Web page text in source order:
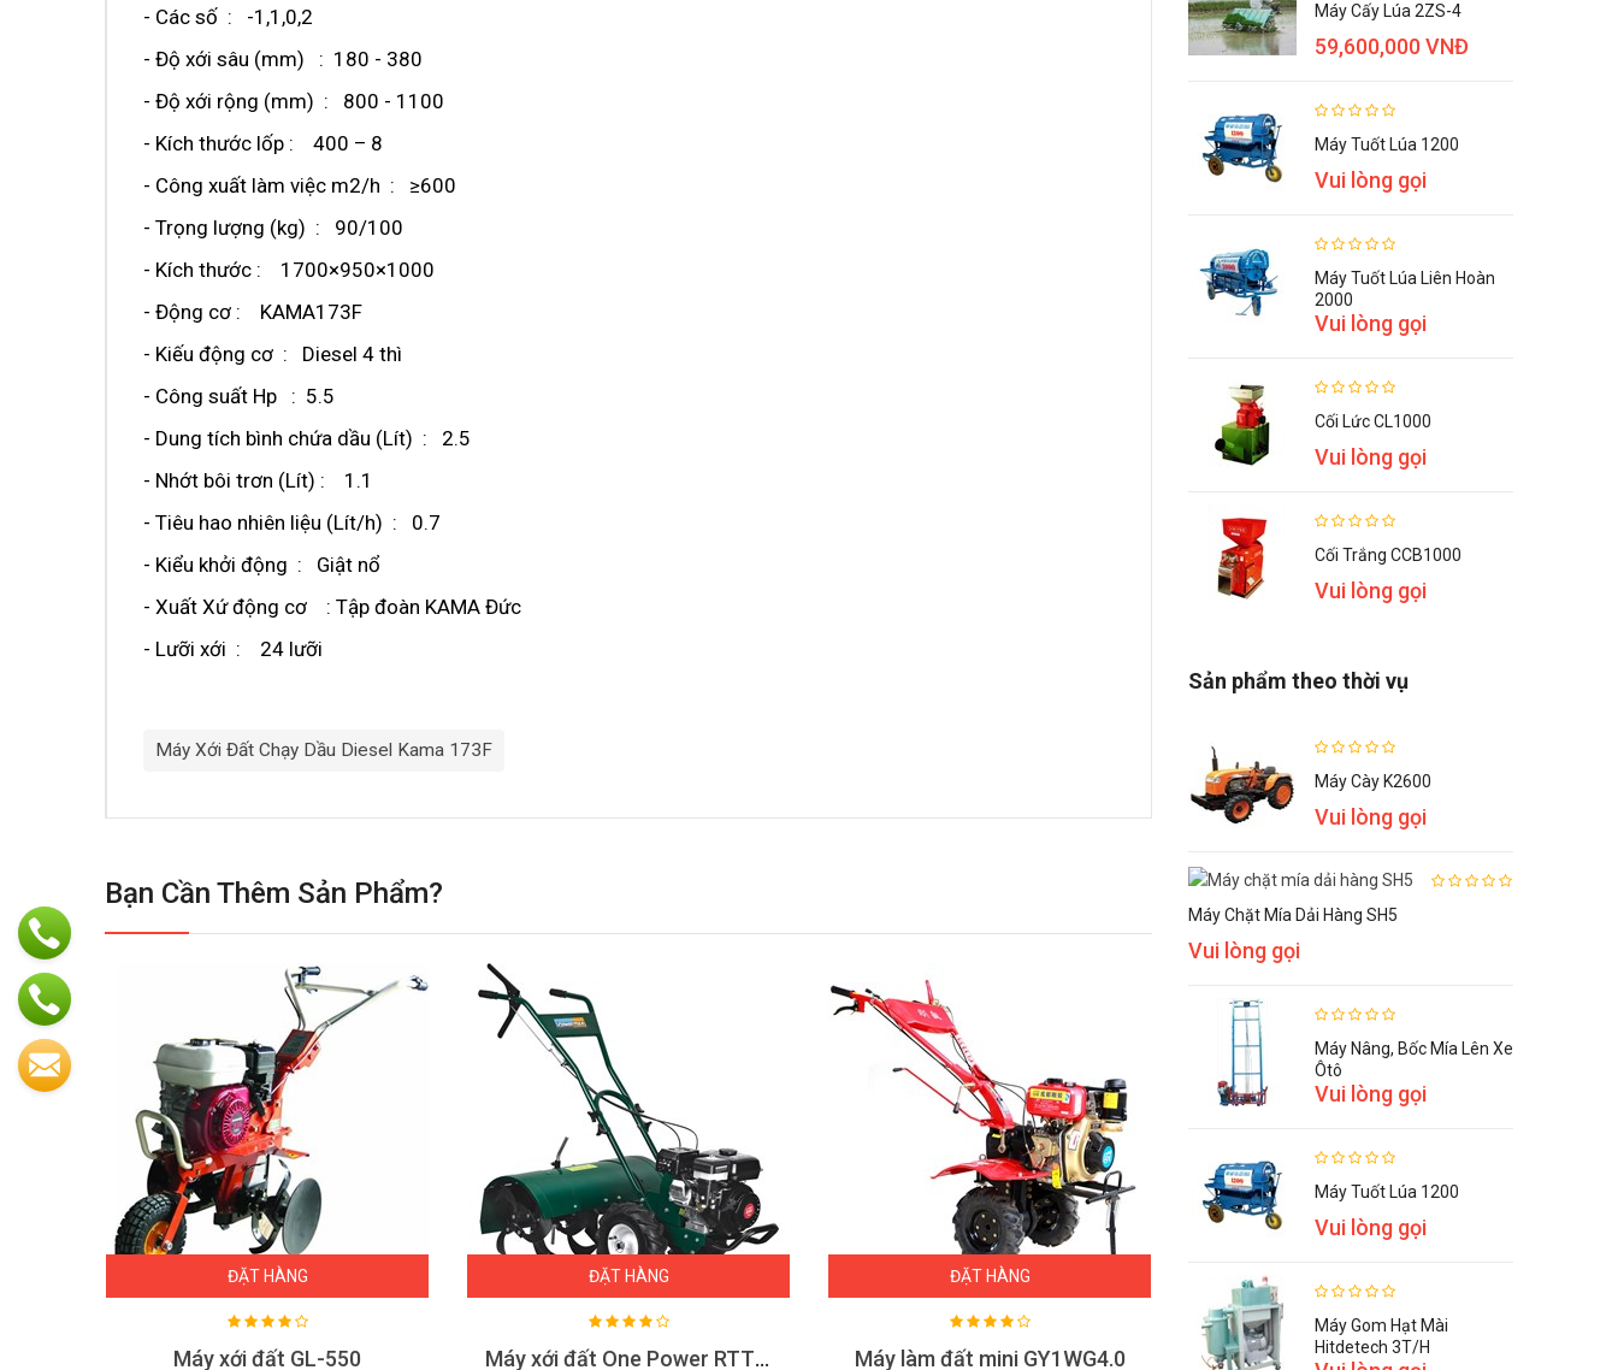
- Các số : -1,1,0,2
- Độ xới sâu (mm) : 180 - 380
- Độ xới rộng (mm) : 800 - 1100
- Kích thước lốp : 400 – 8
- Công xuất làm việc m2/h : ≥600
- Trọng lượng (kg) : 90/100
- Kích thước : 1700×950×1000
- Động cơ : KAMA173F
- Kiếu động cơ : Diesel 4 thì
- Công suất Hp : 5.5
- Dung tích bình chứa dầu (Lít) : 2.5
- Nhớt bôi trơn (Lít) : 1.1
- Tiêu hao nhiên liệu (Lít/h) : 0.7
- Kiểu khởi động : Giật nổ
- Xuất Xứ động cơ : Tập đoàn KAMA Đức
- Lưỡi xới : 24 lưỡi
Máy Xới Đất Chạy Dầu Diesel Kama 173F
Bạn Cần Thêm Sản Phẩm?
ĐẶT HÀNG
Máy xới đất GL-550
ĐẶT HÀNG
Máy xới đất One Power RTT 80
ĐẶT HÀNG
Máy làm đất mini GY1WG4.0
Máy Cấy Lúa 2ZS-4
59,600,000 VNĐ
Máy Tuốt Lúa 1200
Vui lòng gọi
Máy Tuốt Lúa Liên Hoàn
2000
Vui lòng gọi
Cối Lức CL1000
Vui lòng gọi
Cối Trắng CCB1000
Vui lòng gọi
Sản phẩm theo thời vụ
Máy Cày K2600
Vui lòng gọi
Máy Chặt Mía Dải Hàng SH5
Vui lòng gọi
Máy Nâng, Bốc Mía Lên Xe
Ôtô
Vui lòng gọi
Máy Tuốt Lúa 1200
Vui lòng gọi
Máy Gom Hạt Mài
Hitdetech 3T/h